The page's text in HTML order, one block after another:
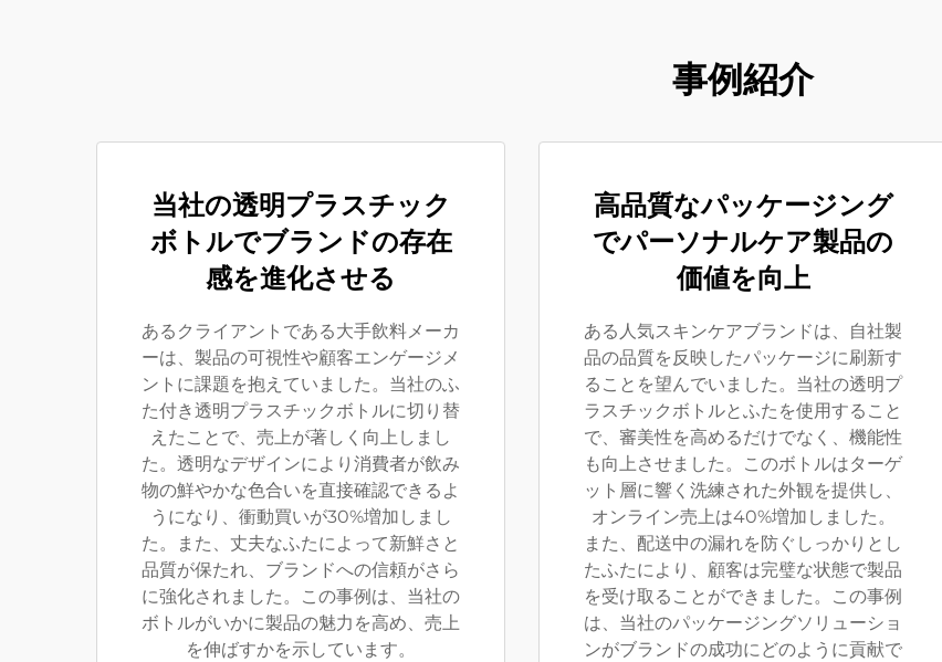
事例紹介
当社の透明プラスチック
ボトルでブランドの存在
感を進化させる
あるクライアントである大手飲料メーカ
ーは、製品の可視性や顧客エンゲージメ
ントに課題を抱えていました。当社のふ
た付き透明プラスチックボトルに切り替
えたことで、売上が著しく向上しまし
た。透明なデザインにより消費者が飲み
物の鮮やかな色合いを直接確認できるよ
うになり、衝動買いが30%増加しまし
た。また、丈夫なふたによって新鮮さと
品質が保たれ、ブランドへの信頼がさら
に強化されました。この事例は、当社の
ボトルがいかに製品の魅力を高め、売上
を伸ばすかを示しています。
高品質なパッケージング
でパーソナルケア製品の
価値を向上
ある人気スキンケアブランドは、自社製
品の品質を反映したパッケージに刷新す
ることを望んでいました。当社の透明プ
ラスチックボトルとふたを使用すること
で、審美性を高めるだけでなく、機能性
も向上させました。このボトルはターゲ
ット層に響く洗練された外観を提供し、
オンライン売上は40%増加しました。
また、配送中の漏れを防ぐしっかりとし
たふたにより、顧客は完璧な状態で製品
を受け取ることができました。この事例
は、当社のパッケージングソリューショ
ンがブランドの成功にどのように貢献で